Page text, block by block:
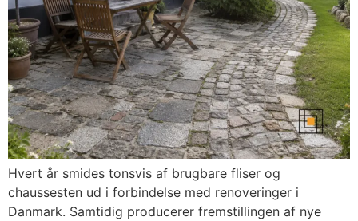
Hvert år smides tonsvis af brugbare fliser og
chaussesten ud i forbindelse med renoveringer i
Danmark. Samtidig producerer fremstillingen af nye